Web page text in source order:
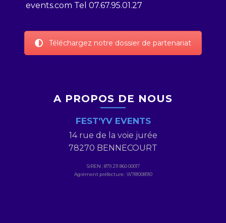
events.com Tel 07.67.95.01.27
Téléchargez notre dossier de partenariat
A PROPOS DE NOUS
FEST'YV EVENTS
14 rue de la voie jurée
78270 BENNECOURT
SIREN : 879 211 860 00017
Agrément préfecture : W781008910